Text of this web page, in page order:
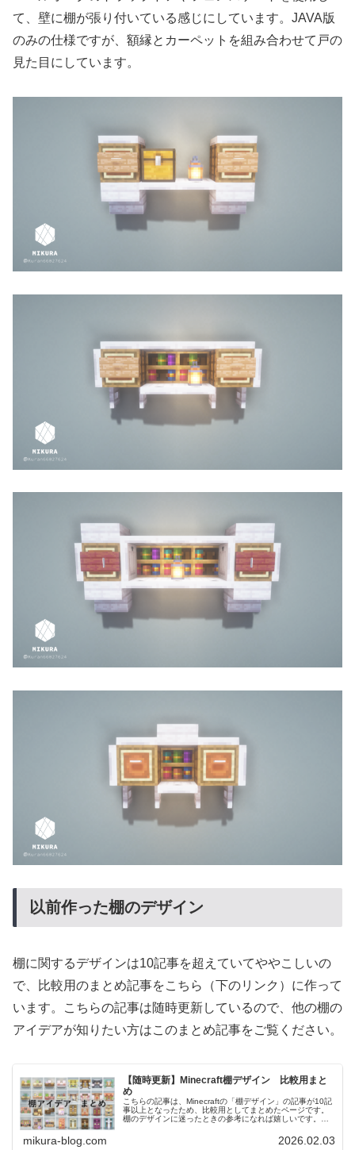
て、壁に棚が張り付いている感じにしています。JAVA版
のみの仕様ですが、額縁とカーペットを組み合わせて戸の
見た目にしています。
以前作った棚のデザイン
棚に関するデザインは10記事を超えていてややこしいの
で、比較用のまとめ記事をこちら（下のリンク）に作って
います。こちらの記事は随時更新しているので、他の棚の
アイデアが知りたい方はこのまとめ記事をご覧ください。
【随時更新】Minecraft棚デザイン 比較用まと
め
こちらの記事は、Minecraftの「棚デザイン」の記事が10記
事以上となったため、比較用としてまとめたページです。
棚のデザインに迷ったときの参考になれば嬉しいです。他
mikura-blog.com 2026.02.03